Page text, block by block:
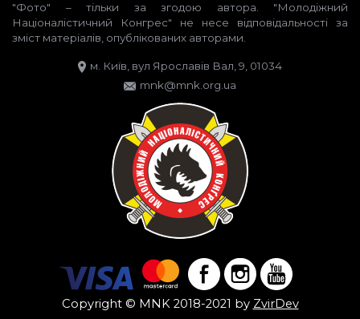
"Фото" – тільки за згодою автора. "Молодіжний
Націоналістичний Конгрес" не несе відповідальності за
зміст матеріалів, опублікованих авторами.
м. Київ, вул Ярославів Вал, 9, 01034
mnk@mnk.org.ua
Copyright © MNK 2018-2021 by ZvirDev